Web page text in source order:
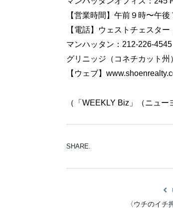
【営業時間】午前９時〜午後
【電話】ウェストチェスタ
マンハッタン：212-226-4545
グリニッジ（コネチカット
【ウェブ】
（「WEEKLY Biz」（ニュ
SHARE.
〈ウチのイチ